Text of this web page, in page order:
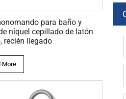
para baño y
níquel cepillado de latón
recién llegado
More